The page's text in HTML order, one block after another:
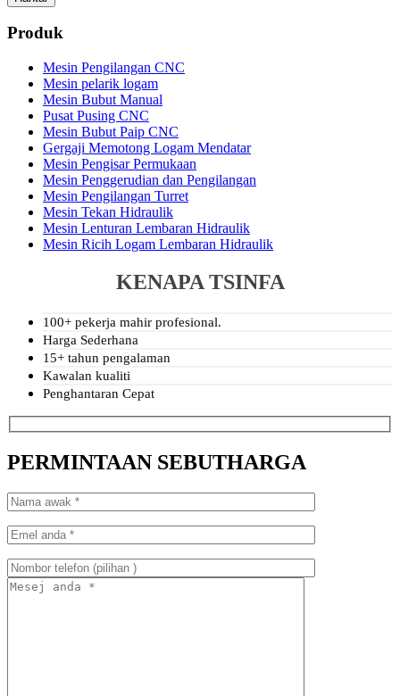
Produk
Mesin Pengilangan CNC
Mesin pelarik logam
Mesin Bubut Manual
Pusat Pusing CNC
Mesin Bubut Paip CNC
Gergaji Memotong Logam Mendatar
Mesin Pengisar Permukaan
Mesin Penggerudian dan Pengilangan
Mesin Pengilangan Turret
Mesin Tekan Hidraulik
Mesin Lenturan Lembaran Hidraulik
Mesin Ricih Logam Lembaran Hidraulik
KENAPA TSINFA
100+ pekerja mahir profesional.
Harga Sederhana
15+ tahun pengalaman
Kawalan kualiti
Penghantaran Cepat
PERMINTAAN SEBUTHARGA